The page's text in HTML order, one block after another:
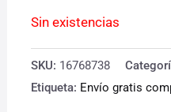
Sin existencias
SKU: 16768738
Etiqueta: Envío gratis